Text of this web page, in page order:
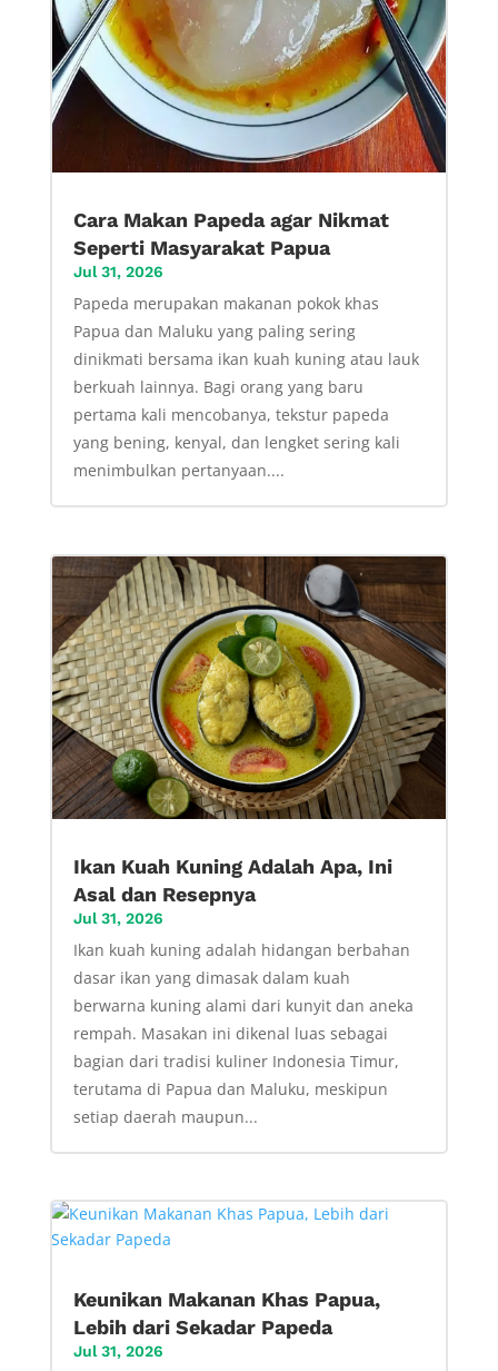
Cara Makan Papeda agar Nikmat
Seperti Masyarakat Papua
Jul 31, 2026
Papeda merupakan makanan pokok khas
Papua dan Maluku yang paling sering
dinikmati bersama ikan kuah kuning atau lauk
berkuah lainnya. Bagi orang yang baru
pertama kali mencobanya, tekstur papeda
yang bening, kenyal, dan lengket sering kali
menimbulkan pertanyaan....
Ikan Kuah Kuning Adalah Apa, Ini
Asal dan Resepnya
Jul 31, 2026
Ikan kuah kuning adalah hidangan berbahan
dasar ikan yang dimasak dalam kuah
berwarna kuning alami dari kunyit dan aneka
rempah. Masakan ini dikenal luas sebagai
bagian dari tradisi kuliner Indonesia Timur,
terutama di Papua dan Maluku, meskipun
setiap daerah maupun...
Keunikan Makanan Khas Papua,
Lebih dari Sekadar Papeda
Jul 31, 2026